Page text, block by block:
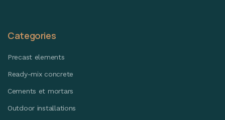
Categories
Precast elements
Ready-mix concrete
Cements et mortars
Outdoor installations